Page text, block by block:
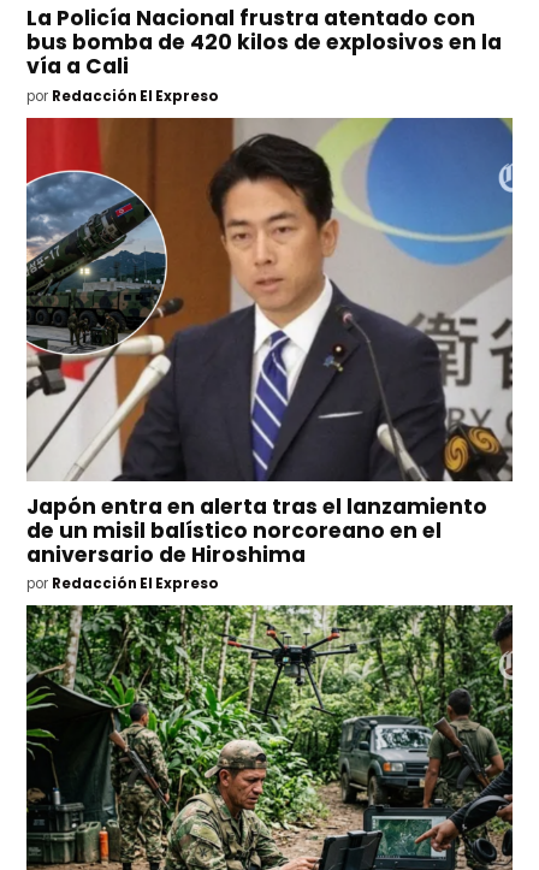
La Policía Nacional frustra atentado con
bus bomba de 420 kilos de explosivos en la
vía a Cali
por Redacción El Expreso
Japón entra en alerta tras el lanzamiento
de un misil balístico norcoreano en el
aniversario de Hiroshima
por Redacción El Expreso